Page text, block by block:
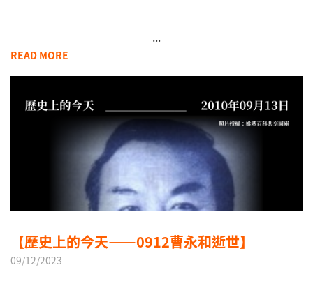
...
READ MORE
【歷史上的今天——0912曹永和逝世】
09/12/2023